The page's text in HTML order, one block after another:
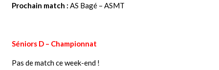
Prochain match : AS Bagé – ASMT
Séniors D – Championnat
Pas de match ce week-end !